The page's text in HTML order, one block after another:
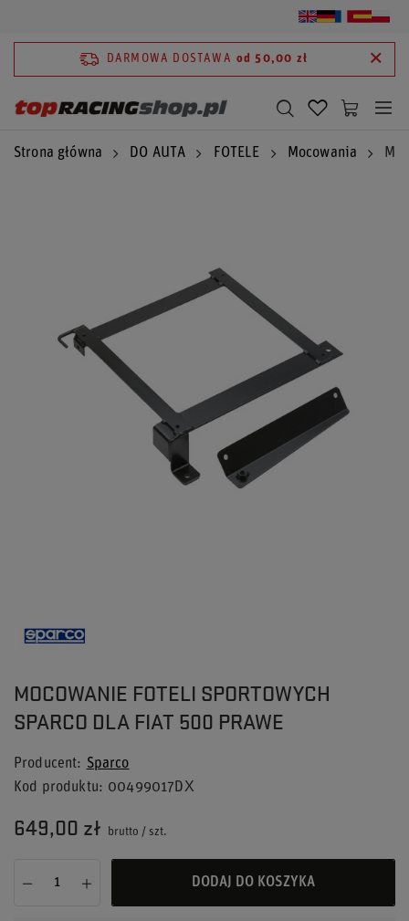
DARMOWA DOSTAWA od 50,00 zł
Strona główna DO AUTA FOTELE Mocowania
MOCOWANIE FOTELI SPORTOWYCH
SPARCO DLA FIAT 500 PRAWE
Producent
Sparco
Kod produktu
00499017DX
649,00 zł brutto / szt.
DODAJ DO KOSZYKA